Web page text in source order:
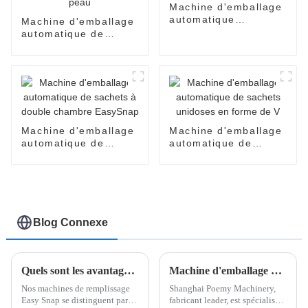
Machine d'emballage
automatique de
huiles, lotions, soins
de la peau
Machine d'emballage
automatique
Machine d'emballage
automatique de
Machine d'emballage
automatique de
Blog Connexe
Quels sont les avantages de notre machine d'emballage Easy Snap ?
Nos machines de remplissage
Easy Snap se distinguent par
Machine d'emballage de sachets en V : solutions d'emballage innovantes avec Shanghai Poemy Machinery
Shanghai Poemy Machinery,
fabricant leader, est spécialisé